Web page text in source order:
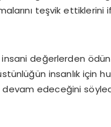
teşvik ettiklerini
insani değerlerden
insanlık için
devam edeceğini